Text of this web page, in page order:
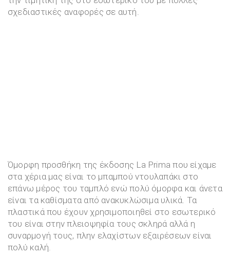
σχεδιαστικές αναφορές σε αυτή.
Όμορφη προσθήκη της έκδοσης La Prima που είχαμε
στα χέρια μας είναι το μπαμπού ντουλαπάκι στο
επάνω μέρος του ταμπλό ενώ πολύ όμορφα και άνετα
είναι τα καθίσματα από ανακυκλώσιμα υλικά. Τα
πλαστικά που έχουν χρησιμοποιηθεί στο εσωτερικό
του είναι στην πλειοψηφία τους σκληρά αλλά η
συναρμογή τους, πλην ελαχίστων εξαιρέσεων είναι
πολύ καλή.